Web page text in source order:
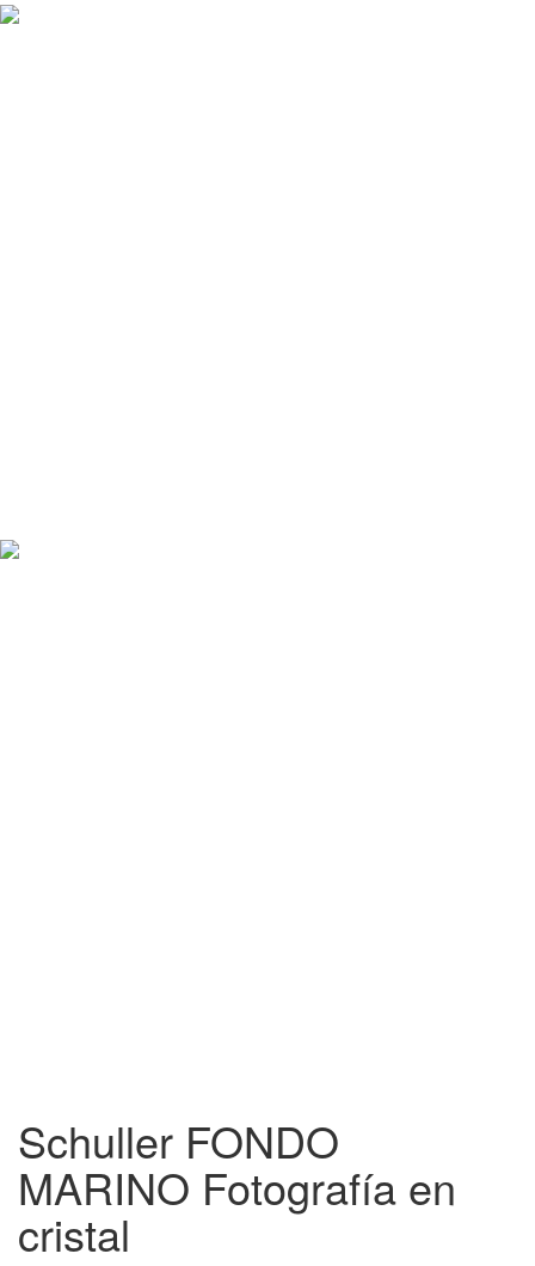
Schuller FONDO
MARINO Fotografía en
cristal